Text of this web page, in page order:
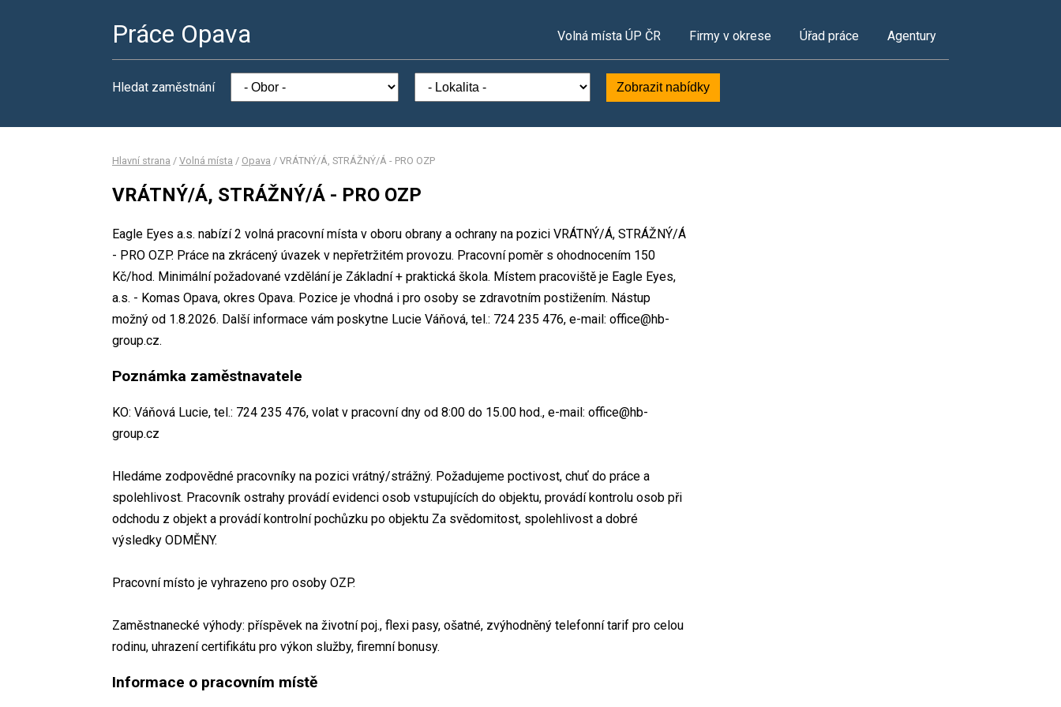
Práce Opava Volná místa ÚP ČR Firmy v okrese Úřad práce Agentury
Hledat zaměstnání Zobrazit nabídky
Hlavní strana / Volná místa / Opava / VRÁTNÝ/Á, STRÁŽNÝ/Á - PRO OZP
VRÁTNÝ/Á, STRÁŽNÝ/Á - PRO OZP
Eagle Eyes a.s. nabízí 2 volná pracovní místa v oboru obrany a ochrany na pozici VRÁTNÝ/Á, STRÁŽNÝ/Á
- PRO OZP. Práce na zkrácený úvazek v nepřetržitém provozu. Pracovní poměr s ohodnocením 150
Kč/hod. Minimální požadované vzdělání je Základní + praktická škola. Místem pracoviště je Eagle Eyes,
a.s. - Komas Opava, okres Opava. Pozice je vhodná i pro osoby se zdravotním postižením. Nástup
možný od 1.8.2026. Další informace vám poskytne Lucie Váňová, tel.: 724 235 476, e-mail: office@hb-
group.cz.
Poznámka zaměstnavatele
KO: Váňová Lucie, tel.: 724 235 476, volat v pracovní dny od 8:00 do 15.00 hod., e-mail: office@hb-
group.cz
Hledáme zodpovědné pracovníky na pozici vrátný/strážný. Požadujeme poctivost, chuť do práce a
spolehlivost. Pracovník ostrahy provádí evidenci osob vstupujících do objektu, provádí kontrolu osob při
odchodu z objekt a provádí kontrolní pochůzku po objektu Za svědomitost, spolehlivost a dobré
výsledky ODMĚNY.
Pracovní místo je vyhrazeno pro osoby OZP.
Zaměstnanecké výhody: příspěvek na životní poj., flexi pasy, ošatné, zvýhodněný telefonní tarif pro celou
rodinu, uhrazení certifikátu pro výkon služby, firemní bonusy.
Informace o pracovním místě